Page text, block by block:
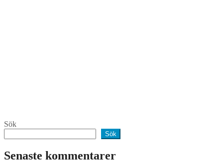
Sök
Sök
Senaste kommentarer